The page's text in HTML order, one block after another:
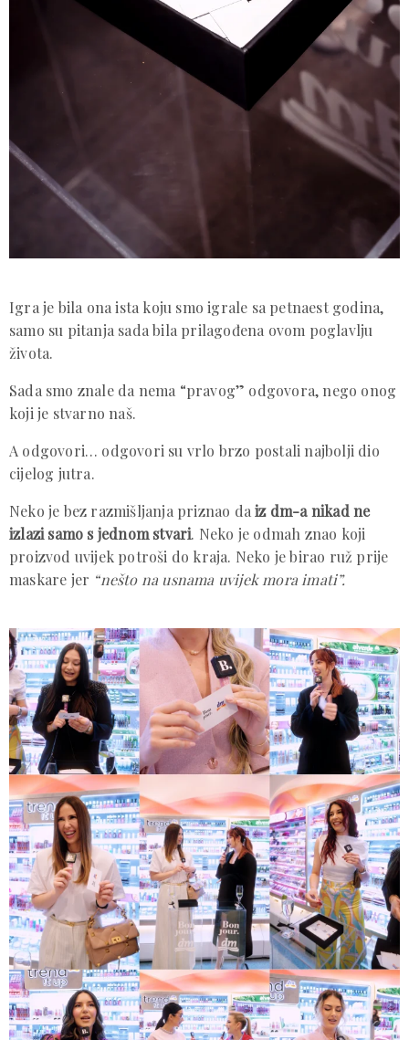
Igra je bila ona ista koju smo igrale sa petnaest godina,
samo su pitanja sada bila prilagođena ovom poglavlju
života.
Sada smo znale da nema “pravog” odgovora, nego onog
koji je stvarno naš.
A odgovori… odgovori su vrlo brzo postali najbolji dio
cijelog jutra.
Neko je bez razmišljanja priznao daiz dm-a nikad ne
izlazi samo s jednom stvari. Neko je odmah znao koji
proizvod uvijek potroši do kraja. Neko je birao ruž prije
maskare jer “nešto na usnama uvijek mora imati”.